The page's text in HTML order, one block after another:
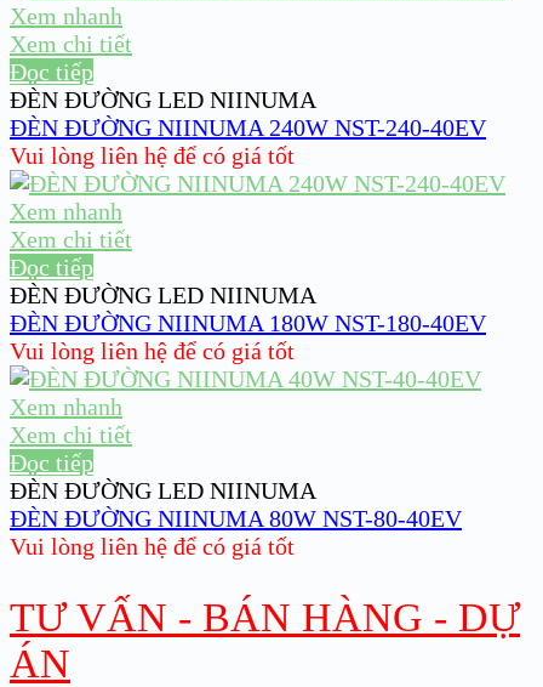
Xem nhanh
Xem chi tiết
Đọc tiếp
ĐÈN ĐƯỜNG LED NIINUMA
ĐÈN ĐƯỜNG NIINUMA 240W NST-240-40EV
Vui lòng liên hệ để có giá tốt
Xem nhanh
Xem chi tiết
Đọc tiếp
ĐÈN ĐƯỜNG LED NIINUMA
ĐÈN ĐƯỜNG NIINUMA 180W NST-180-40EV
Vui lòng liên hệ để có giá tốt
Xem nhanh
Xem chi tiết
Đọc tiếp
ĐÈN ĐƯỜNG LED NIINUMA
ĐÈN ĐƯỜNG NIINUMA 80W NST-80-40EV
Vui lòng liên hệ để có giá tốt
TƯ VẤN - BÁN HÀNG - DỰ
ÁN